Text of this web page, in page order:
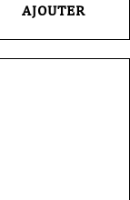
AJOUTER